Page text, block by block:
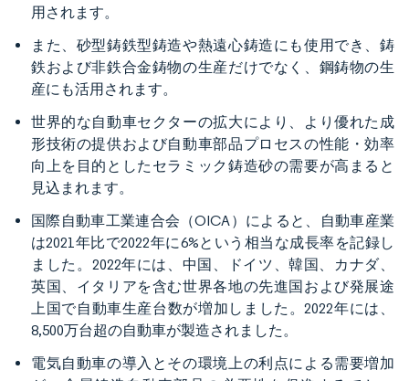
用されます。
また、砂型鋳鉄型鋳造や熱遠心鋳造にも使用でき、鋳
鉄および非鉄合金鋳物の生産だけでなく、鋼鋳物の生
産にも活用されます。
世界的な自動車セクターの拡大により、より優れた成
形技術の提供および自動車部品プロセスの性能・効率
向上を目的としたセラミック鋳造砂の需要が高まると
見込まれます。
国際自動車工業連合会（OICA）によると、自動車産業
は2021年比で2022年に6%という相当な成長率を記録し
ました。2022年には、中国、ドイツ、韓国、カナダ、
英国、イタリアを含む世界各地の先進国および発展途
上国で自動車生産台数が増加しました。2022年には、
8,500万台超の自動車が製造されました。
電気自動車の導入とその環境上の利点による需要増加